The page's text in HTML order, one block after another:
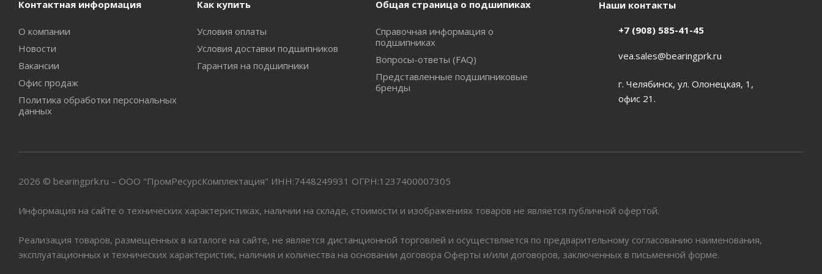
Контактная информация
О компании
Новости
Вакансии
Офис продаж
Политика обработки персональных
данных
Как купить
Условия оплаты
Условия доставки подшипников
Гарантия на подшипники
Общая страница о подшипиках
Справочная информация о
подшипниках
Вопросы-ответы (FAQ)
Представленные подшипниковые
бренды
Наши контакты
+7 (908) 585-41-45
vea.sales@bearingprk.ru
г. Челябинск, ул. Олонецкая, 1,
офис 21.
2026 © bearingprk.ru – ООО "ПромРесурсКомплектация" ИНН:7448249931 ОГРН:1237400007305
Информация на сайте о технических характеристиках, наличии на складе, стоимости и изображениях товаров не является публичной офертой.
Реализация товаров, размещенных в каталоге на сайте, не является дистанционной торговлей и осуществляется по предварительному согласованию наименования,
эксплуатационных и технических характеристик, наличия и количества на основании договора Оферты и/или договоров, заключенных в письменной форме.